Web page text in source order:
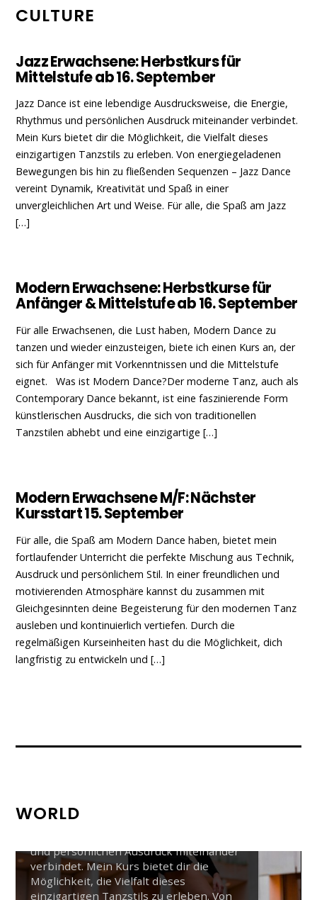
CULTURE
Jazz Erwachsene: Herbstkurs für
Mittelstufe ab 16. September
Jazz Dance ist eine lebendige Ausdrucksweise, die Energie,
Rhythmus und persönlichen Ausdruck miteinander verbindet.
Mein Kurs bietet dir die Möglichkeit, die Vielfalt dieses
einzigartigen Tanzstils zu erleben. Von energiegeladenen
Bewegungen bis hin zu fließenden Sequenzen – Jazz Dance
vereint Dynamik, Kreativität und Spaß in einer
unvergleichlichen Art und Weise. Für alle, die Spaß am Jazz
[…]
Modern Erwachsene: Herbstkurse für
Anfänger & Mittelstufe ab 16. September
Für alle Erwachsenen, die Lust haben, Modern Dance zu
tanzen und wieder einzusteigen, biete ich einen Kurs an, der
sich für Anfänger mit Vorkenntnissen und die Mittelstufe
eignet. Was ist Modern Dance?Der moderne Tanz, auch als
Contemporary Dance bekannt, ist eine faszinierende Form
künstlerischen Ausdrucks, die sich von traditionellen
Tanzstilen abhebt und eine einzigartige […]
Modern Erwachsene M/F: Nächster
Kursstart 15. September
Für alle, die Spaß am Modern Dance haben, bietet mein
fortlaufender Unterricht die perfekte Mischung aus Technik,
Ausdruck und persönlichem Stil. In einer freundlichen und
motivierenden Atmosphäre kannst du zusammen mit
Gleichgesinnten deine Begeisterung für den modernen Tanz
ausleben und kontinuierlich vertiefen. Durch die
regelmäßigen Kurseinheiten hast du die Möglichkeit, dich
langfristig zu entwickeln und […]
WORLD
Jazz Dance ist eine lebendige
und persönlichen Ausdruck miteinander
verbindet. Mein Kurs bietet dir die
Möglichkeit, die Vielfalt dieses
einzigartigen Tanzstils zu erleben. Von